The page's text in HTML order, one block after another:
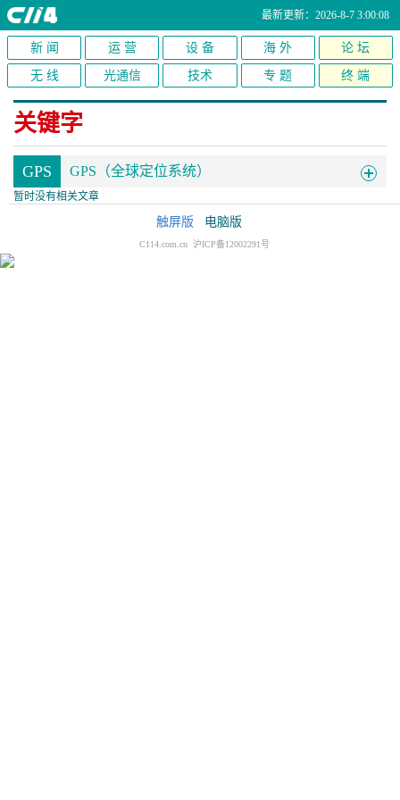
最新更新：2026-8-7 3:00:08
新 闻 运 营 设 备 海 外 论 坛
无 线 光通信 技术 专 题 终 端
关键字
GPS GPS（全球定位系统）
暂时没有相关文章
触屏版 电脑版
C114.com.cn 沪ICP备12002291号